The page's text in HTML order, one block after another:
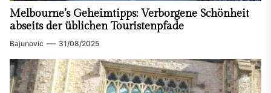
Melbourne’s Geheimtipps: Verborgene Schönheit
abseits der üblichen Touristenpfade
Bajunovic 31/08/2025